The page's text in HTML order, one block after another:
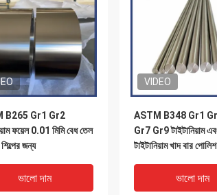
B265 Gr1 Gr2
ফয়েল 0.01 মিমি বেধ তেল
জন্য
ভালো দাম
VIDEO
ASTM B348 Gr1
Gr7 Gr9 টাইটানিয়াম
টাইটানিয়াম খাদ বার
ভালো দাম